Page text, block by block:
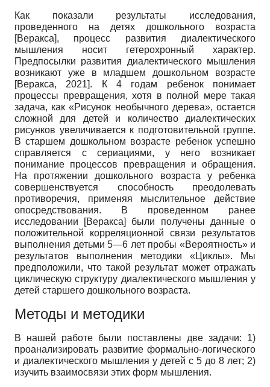
Как показали результаты исследования,
проведенного на детях дошкольного возраста
[Веракса], процесс развития диалектического
мышления носит гетерохронный характер.
Предпосылки развития диалектического мышления
возникают уже в младшем дошкольном возрасте
[Веракса, 2021]. К 4 годам ребенок понимает
процессы превращения, хотя в полной мере такая
задача, как «Рисунок необычного дерева», остается
сложной для детей и количество диалектических
рисунков увеличивается к подготовительной группе.
В старшем дошкольном возрасте ребенок успешно
справляется с сериациями, у него возникает
понимание процессов превращения и обращения.
На протяжении дошкольного возраста у ребенка
совершенствуется способность преодолевать
противоречия, применяя мыслительное действие
опосредствования. В проведенном ранее
исследовании
[Веракса]
были получены данные о
положительной корреляционной связи результатов
выполнения детьми 5—6 лет пробы «Вероятность» и
результатов выполнения методики «Циклы». Мы
предположили, что такой результат может отражать
циклическую структуру диалектического мышления у
детей старшего дошкольного возраста.
Методы и методики
В нашей работе были поставлены две задачи: 1)
проанализировать развитие формально-логического
и диалектического мышления у детей с 5 до 8 лет; 2)
изучить взаимосвязи этих форм мышления.